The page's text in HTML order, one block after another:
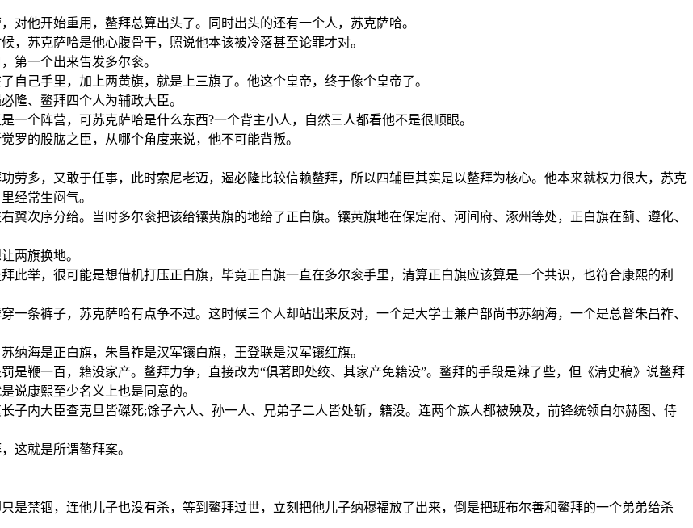
他开始重用，鳌拜总算出头了。同时出头的还有一个人，苏克萨哈。
苏克萨哈是他心腹骨干，照说他本该被冷落甚至论罪才对。
一个出来告发多尔衮。
己手里，加上两黄旗，就是上三旗了。他这个皇帝，终于像个皇帝了。
、鳌拜四个人为辅政大臣。
个阵营，可苏克萨哈是什么东西?一个背主小人，自然三人都看他不是很顺眼。
的股肱之臣，从哪个角度来说，他不可能背叛。
多，又敢于任事，此时索尼老迈，遏必隆比较信赖鳌拜，所以四辅臣其实是以鳌拜为核心。他本来就权力很大，苏克
经常生闷气。
次序分给。当时多尔衮把该给镶黄旗的地给了正白旗。镶黄旗地在保定府、河间府、涿州等处，正白旗在蓟、遵化、
两旗换地。
举，很可能是想借机打压正白旗，毕竟正白旗一直在多尔衮手里，清算正白旗应该算是一个共识，也符合康熙的利
条裤子，苏克萨哈有点争不过。这时候三个人却站出来反对，一个是大学士兼户部尚书苏纳海，一个是总督朱昌祚、
海是正白旗，朱昌祚是汉军镶白旗，王登联是汉军镶红旗。
鞭一百，籍没家产。鳌拜力争，直接改为“俱著即处绞、其家产免籍没”。鳌拜的手段是辣了些，但《清史稿》说鳌拜
说康熙至少名义上也是同意的。
内大臣查克旦皆磔死;馀子六人、孙一人、兄弟子二人皆处斩，籍没。连两个族人都被殃及，前锋统领白尔赫图、侍
就是所谓鳌拜案。
禁锢，连他儿子也没有杀，等到鳌拜过世，立刻把他儿子纳穆福放了出来，倒是把班布尔善和鳌拜的一个弟弟给杀